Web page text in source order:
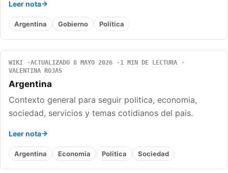
Leer nota
Argentina Gobierno Politica
WIKI ACTUALIZADO 8 MAYO 2026
1 MIN DE LECTURA
VALENTINA ROJAS
Argentina
Contexto general para seguir politica, economia,
sociedad, servicios y temas cotidianos del pais.
Leer nota
Argentina Economia Politica Sociedad